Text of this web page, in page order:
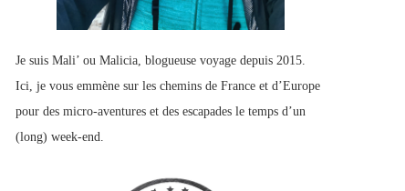
Je suis Mali’ ou Malicia, blogueuse voyage depuis 2015.
Ici, je vous emmène sur les chemins de France et d’Europe
pour des micro-aventures et des escapades le temps d’un
(long) week-end.